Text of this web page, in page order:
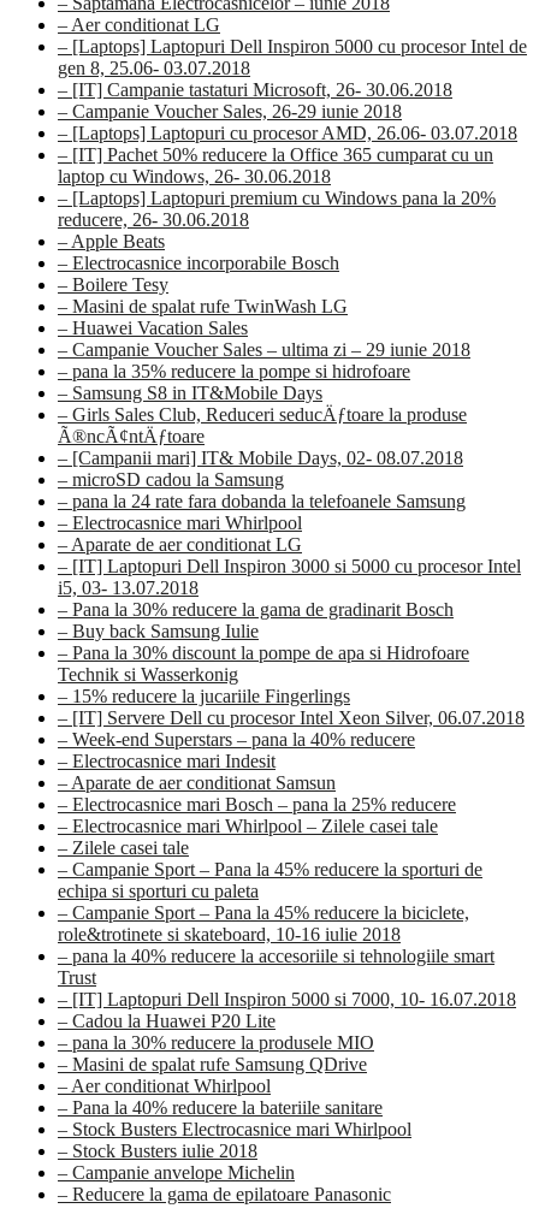
– Aer conditionat LG
– [Laptops] Laptopuri Dell Inspiron 5000 cu procesor Intel de
gen 8, 25.06- 03.07.2018
– [IT] Campanie tastaturi Microsoft, 26- 30.06.2018
– Campanie Voucher Sales, 26-29 iunie 2018
– [Laptops] Laptopuri cu procesor AMD, 26.06- 03.07.2018
– [IT] Pachet 50% reducere la Office 365 cumparat cu un
laptop cu Windows, 26- 30.06.2018
– [Laptops] Laptopuri premium cu Windows pana la 20%
reducere, 26- 30.06.2018
– Apple Beats
– Electrocasnice incorporabile Bosch
– Boilere Tesy
– Masini de spalat rufe TwinWash LG
– Huawei Vacation Sales
– Campanie Voucher Sales – ultima zi – 29 iunie 2018
– pana la 35% reducere la pompe si hidrofoare
– Samsung S8 in IT&Mobile Days
– Girls Sales Club, Reduceri seducÄƒtoare la produse
Ã®ncÃ¢ntÄƒtoare
– [Campanii mari] IT& Mobile Days, 02- 08.07.2018
– microSD cadou la Samsung
– pana la 24 rate fara dobanda la telefoanele Samsung
– Electrocasnice mari Whirlpool
– Aparate de aer conditionat LG
– [IT] Laptopuri Dell Inspiron 3000 si 5000 cu procesor Intel
i5, 03- 13.07.2018
– Pana la 30% reducere la gama de gradinarit Bosch
– Buy back Samsung Iulie
– Pana la 30% discount la pompe de apa si Hidrofoare
Technik si Wasserkonig
– 15% reducere la jucariile Fingerlings
– [IT] Servere Dell cu procesor Intel Xeon Silver, 06.07.2018
– Week-end Superstars – pana la 40% reducere
– Electrocasnice mari Indesit
– Aparate de aer conditionat Samsun
– Electrocasnice mari Bosch – pana la 25% reducere
– Electrocasnice mari Whirlpool – Zilele casei tale
– Zilele casei tale
– Campanie Sport – Pana la 45% reducere la sporturi de
echipa si sporturi cu paleta
– Campanie Sport – Pana la 45% reducere la biciclete,
role&trotinete si skateboard, 10-16 iulie 2018
– pana la 40% reducere la accesoriile si tehnologiile smart
Trust
– [IT] Laptopuri Dell Inspiron 5000 si 7000, 10- 16.07.2018
– Cadou la Huawei P20 Lite
– pana la 30% reducere la produsele MIO
– Masini de spalat rufe Samsung QDrive
– Aer conditionat Whirlpool
– Pana la 40% reducere la bateriile sanitare
– Stock Busters Electrocasnice mari Whirlpool
– Stock Busters iulie 2018
– Campanie anvelope Michelin
– Reducere la gama de epilatoare Panasonic